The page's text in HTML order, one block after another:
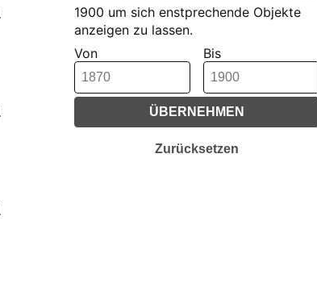
1900 um sich enstprechende Objekte
anzeigen zu lassen.
Von
Bis
ÜBERNEHMEN
Zurücksetzen